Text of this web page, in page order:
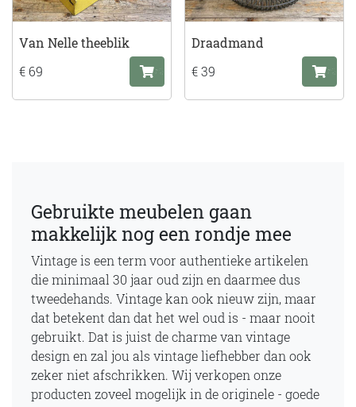
Van Nelle theeblik
€ 69
Draadmand
€ 39
Gebruikte meubelen gaan
makkelijk nog een rondje mee
Vintage is een term voor authentieke artikelen
die minimaal 30 jaar oud zijn en daarmee dus
tweedehands. Vintage kan ook nieuw zijn, maar
dat betekent dan dat het wel oud is - maar nooit
gebruikt. Dat is juist de charme van vintage
design en zal jou als vintage liefhebber dan ook
zeker niet afschrikken. Wij verkopen onze
producten zoveel mogelijk in de originele - goede